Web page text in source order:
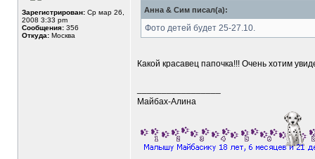
Зарегистрирован: Ср мар 26,
2008 3:33 pm
Сообщения: 356
Откуда: Москва
Анна & Сим писал(а):
Фото детей будет 25-27.10.
Какой красавец папочка!!! Очень хотим
Майбах-Алина